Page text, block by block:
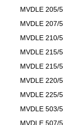
MVDLE 205/5
MVDLE 207/5
MVDLE 210/5
MVDLE 215/5
MVDLE 215/5
MVDLE 220/5
MVDLE 225/5
MVDLE 503/5
MVDLE 507/5